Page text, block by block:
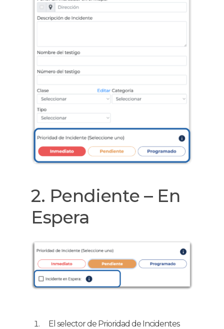
2. Pendiente – En
Espera
El selector de Prioridad de Incidentes